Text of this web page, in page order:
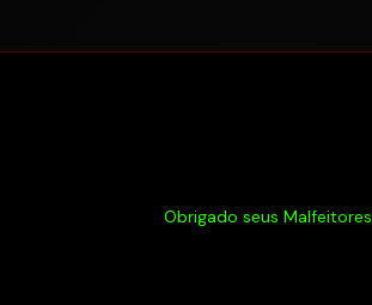
Obrigado seus Malfeitores